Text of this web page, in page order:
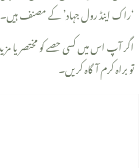
‘راک اینڈ رول جہاد’ کے مصنف ہیں۔
تو براہ کرم آگاہ کریں۔